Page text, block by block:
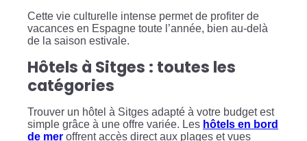
Cette vie culturelle intense permet de profiter de
vacances en Espagne toute l’année, bien au-delà
de la saison estivale.
Hôtels à Sitges : toutes les
catégories
Trouver un hôtel à Sitges adapté à votre budget est
simple grâce à une offre variée. Les hôtels en bord
de mer offrent accès direct aux plages et vues